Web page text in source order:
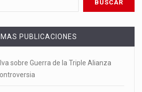
PUBLICACIONES
sobre Guerra de la Triple Alianza